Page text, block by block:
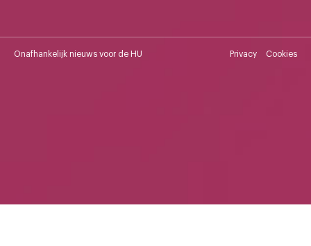
Onafhankelijk nieuws voor de HU Privacy Cookies